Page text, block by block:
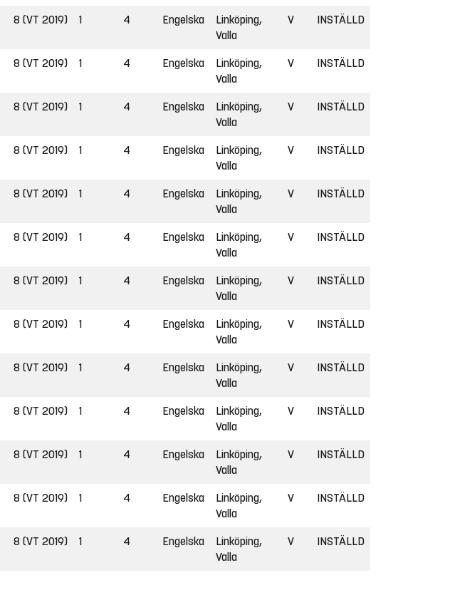
8 (VT 2019) 1 4 Engelska
Linköping,
Valla
V INSTÄLLD
8 (VT 2019) 1 4 Engelska
Linköping,
Valla
V INSTÄLLD
8 (VT 2019) 1 4 Engelska
Linköping,
Valla
V INSTÄLLD
8 (VT 2019) 1 4 Engelska
Linköping,
Valla
V INSTÄLLD
8 (VT 2019) 1 4 Engelska
Linköping,
Valla
V INSTÄLLD
8 (VT 2019) 1 4 Engelska
Linköping,
Valla
V INSTÄLLD
8 (VT 2019) 1 4 Engelska
Linköping,
Valla
V INSTÄLLD
8 (VT 2019) 1 4 Engelska
Linköping,
Valla
V INSTÄLLD
8 (VT 2019) 1 4 Engelska
Linköping,
Valla
V INSTÄLLD
8 (VT 2019) 1 4 Engelska
Linköping,
Valla
V INSTÄLLD
8 (VT 2019) 1 4 Engelska
Linköping,
Valla
V INSTÄLLD
8 (VT 2019) 1 4 Engelska
Linköping,
Valla
V INSTÄLLD
8 (VT 2019) 1 4 Engelska
Linköping,
Valla
V INSTÄLLD